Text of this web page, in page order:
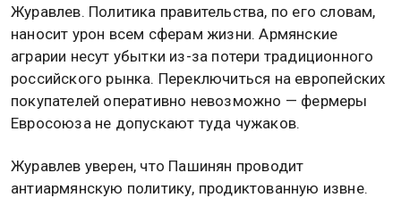
Журавлев. Политика правительства, по его словам,
наносит урон всем сферам жизни. Армянские
аграрии несут убытки из-за потери традиционного
российского рынка. Переключиться на европейских
покупателей оперативно невозможно — фермеры
Евросоюза не допускают туда чужаков.
Журавлев уверен, что Пашинян проводит
антиармянскую политику, продиктованную извне.